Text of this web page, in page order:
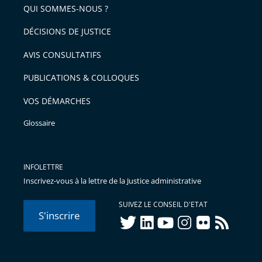
l'article
pour
avant
QUI SOMMES-NOUS ?
DÉCISIONS DE JUSTICE
AVIS CONSULTATIFS
PUBLICATIONS & COLLOQUES
VOS DÉMARCHES
Glossaire
INFOLETTRE
Inscrivez-vous à la lettre de la Justice administrative
S'inscrire
SUIVEZ LE CONSEIL D'ETAT
twitterlinkedInyoutubeinstagram
flickr rss